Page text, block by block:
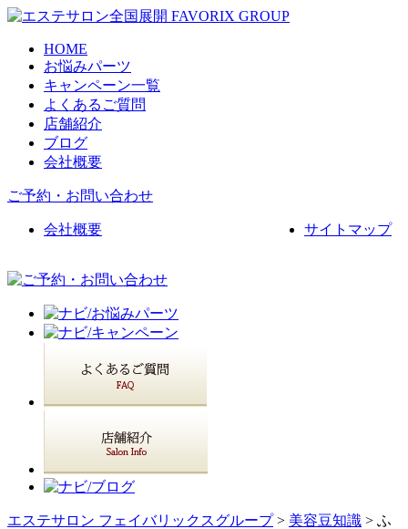
HOME
お悩みパーツ
キャンペーン一覧
よくあるご質問
店舗紹介
ブログ
会社概要
ご予約・お問い合わせ
サイトマップ
会社概要
エステサロン フェイバリックスグループ> 美容豆知識 > ふ